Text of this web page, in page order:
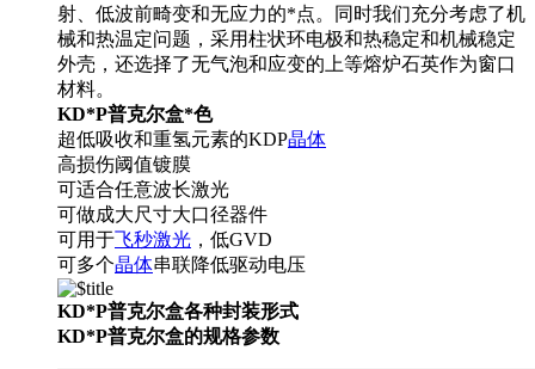
射、低波前畸变和无应力的*点。同时我们充分考虑了机
械和热温定问题，采用柱状环电极和热稳定和机械稳定
外壳，还选择了无气泡和应变的上等熔炉石英作为窗口
材料。
KD*P普克尔盒*色
超低吸收和重氢元素的KDP晶体
高损伤阈值镀膜
可适合任意波长激光
可做成大尺寸大口径器件
可用于飞秒激光 ，低GVD
可多个晶体串联降低驱动电压
KD*P普克尔盒各种封装形式
KD*P普克尔盒的规格参数